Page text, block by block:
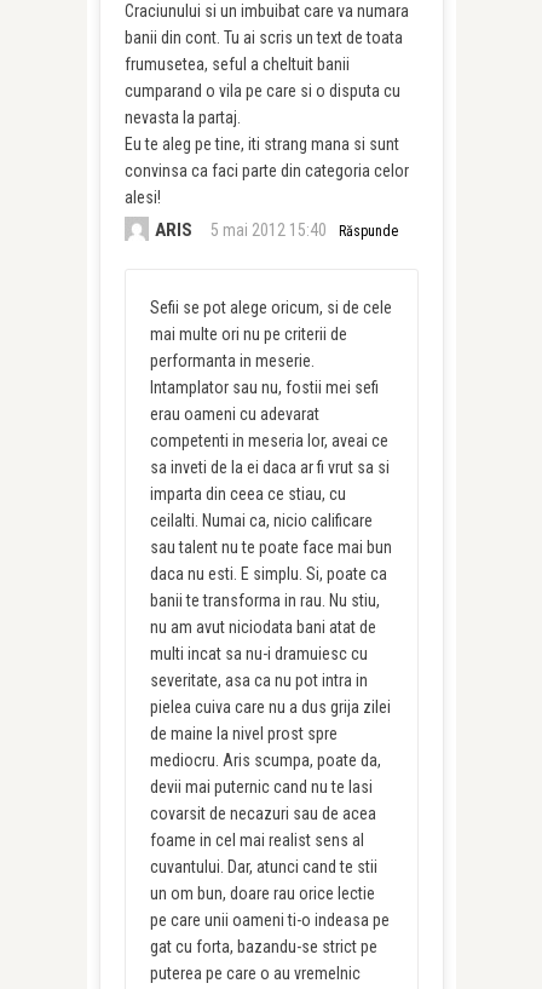
Craciunului si un imbuibat care va numara
banii din cont. Tu ai scris un text de toata
frumusetea, seful a cheltuit banii
cumparand o vila pe care si o disputa cu
nevasta la partaj.
Eu te aleg pe tine, iti strang mana si sunt
convinsa ca faci parte din categoria celor
alesi!
ARIS 5 mai 2012 15:40 Răspunde
Sefii se pot alege oricum, si de cele
mai multe ori nu pe criterii de
performanta in meserie.
Intamplator sau nu, fostii mei sefi
erau oameni cu adevarat
competenti in meseria lor, aveai ce
sa inveti de la ei daca ar fi vrut sa si
imparta din ceea ce stiau, cu
ceilalti. Numai ca, nicio calificare
sau talent nu te poate face mai bun
daca nu esti. E simplu. Si, poate ca
banii te transforma in rau. Nu stiu,
nu am avut niciodata bani atat de
multi incat sa nu-i dramuiesc cu
severitate, asa ca nu pot intra in
pielea cuiva care nu a dus grija zilei
de maine la nivel prost spre
mediocru. Aris scumpa, poate da,
devii mai puternic cand nu te lasi
covarsit de necazuri sau de acea
foame in cel mai realist sens al
cuvantului. Dar, atunci cand te stii
un om bun, doare rau orice lectie
pe care unii oameni ti-o indeasa pe
gat cu forta, bazandu-se strict pe
puterea pe care o au vremelnic